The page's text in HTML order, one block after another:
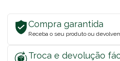
Compra garantida
Receba o seu produto ou
Troca e devolução